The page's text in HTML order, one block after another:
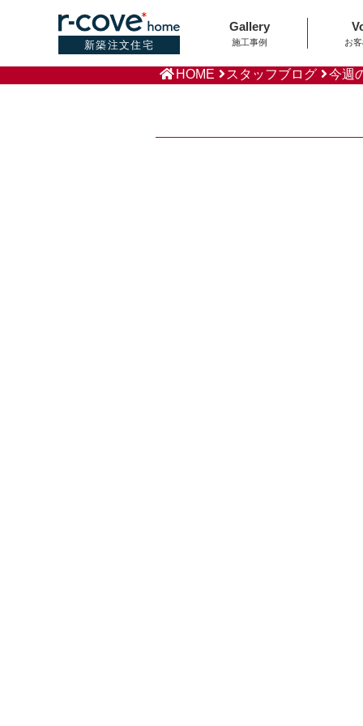
新築注文住宅
Gallery
施工事例 お
HOME スタッフブログ 今週